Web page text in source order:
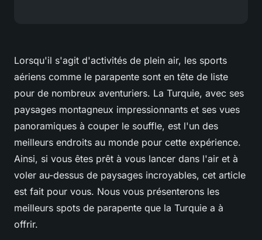
Lorsqu'il s'agit d'activités de plein air, les sports
aériens comme le parapente sont en tête de liste
pour de nombreux aventuriers. La Turquie, avec ses
paysages montagneux impressionnants et ses vues
panoramiques à couper le souffle, est l'un des
meilleurs endroits au monde pour cette expérience.
Ainsi, si vous êtes prêt à vous lancer dans l'air et à
voler au-dessus de paysages incroyables, cet article
est fait pour vous. Nous vous présenterons les
meilleurs spots de parapente que la Turquie a à
offrir.